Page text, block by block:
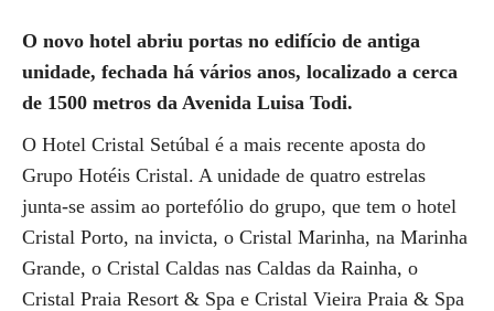
O novo hotel abriu portas no edifício de antiga
unidade, fechada há vários anos, localizado a cerca
de 1500 metros da Avenida Luisa Todi.
O Hotel Cristal Setúbal é a mais recente aposta do
Grupo Hotéis Cristal. A unidade de quatro estrelas
junta-se assim ao portefólio do grupo, que tem o hotel
Cristal Porto, na invicta, o Cristal Marinha, na Marinha
Grande, o Cristal Caldas nas Caldas da Rainha, o
Cristal Praia Resort & Spa e Cristal Vieira Praia & Spa